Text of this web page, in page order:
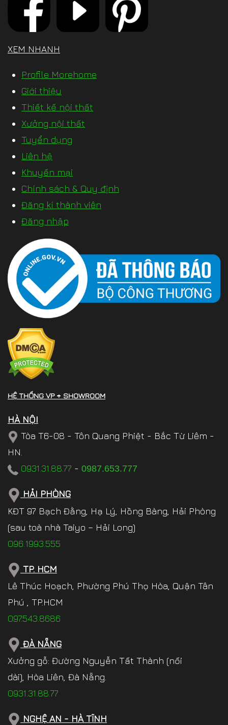
XEM NHANH
Profile Morehome
Giới thiệu
Thiết kế nội thất
Xưởng nội thất
Tuyển dụng
Liên hệ
Khuyến mại
Chính sách & Quy định
Đăng kí thành viên
Đăng nhập
HỆ THỐNG VP + SHOWROOM
HÀ NỘI
Tòa T6-08 - Tôn Quang Phiệt - Bắc Từ Liêm -
HN.
0931.31.88.77 - 0987.653.777
HẢI PHÒNG
KĐT 97 Bạch Đằng, Hạ Lý, Hồng Bàng, Hải Phòng
(sau toà nhà Taiyo – Hải Long)
096.1993.555
TP. HCM
Lê Thúc Hoạch, Phường Phú Thọ Hòa, Quận Tân
Phú , TP.HCM
097.543.8686
ĐÀ NẴNG
Xưởng gỗ: Đường Nguyễn Tất Thành (nối
dài), Hòa Liên, Đà Nẵng.
0931.31.88.77
NGHỆ AN - HÀ TĨNH